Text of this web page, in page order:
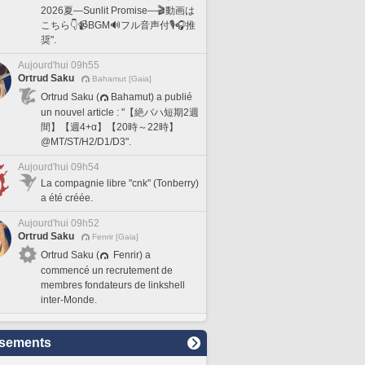
2026夏―Sunlit Promise―🎬動画は
こちら👇📹BGM🔊フル音声付🎙️🎧推
奨".
Aujourd'hui 09h55
Ortrud Saku
Bahamut [Gaia]
Ortrud Saku (
Bahamut) a publié
un nouvel article : "【絶バハ短期2週
間】【週4+α】【20時～22時】
@MT/ST/H2/D1/D3".
Aujourd'hui 09h54
La compagnie libre "cnk" (Tonberry)
a été créée.
Aujourd'hui 09h52
Ortrud Saku
Fenrir [Gaia]
Ortrud Saku (
Fenrir) a
commencé un recrutement de
membres fondateurs de linkshell
inter-Monde.